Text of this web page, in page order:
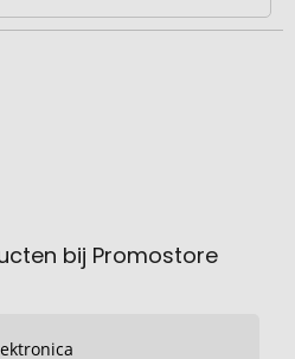
bij Promostore